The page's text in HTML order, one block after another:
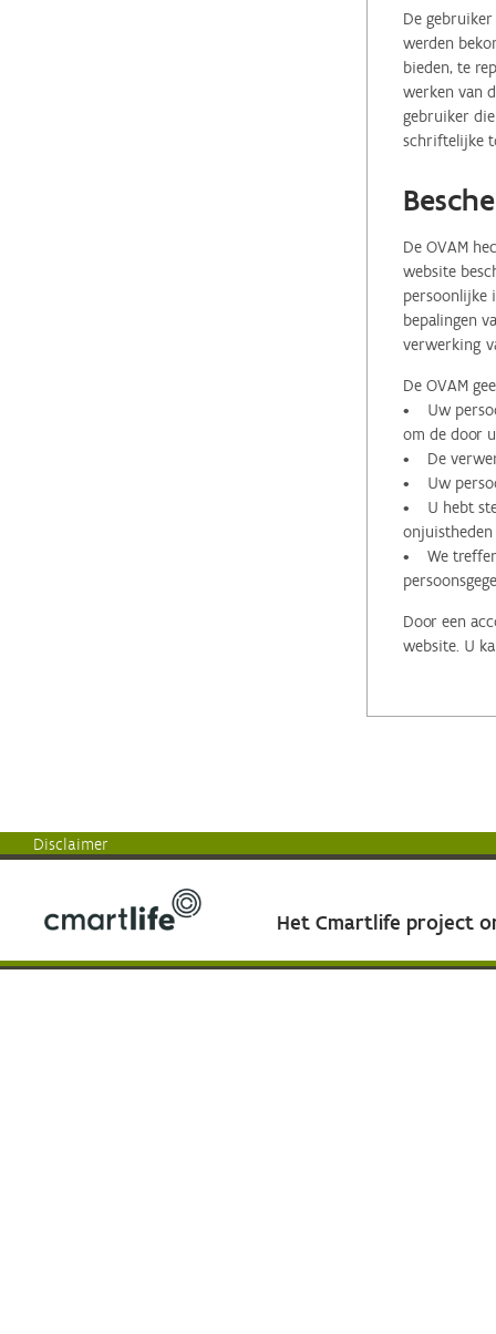
De
werden
bieden, te
werken van
gebruiker
schriftelijke
De OVAM
website
persoonlijke
bepalingen
verwerking
De OVAM
• Uw
om de door
• De
• Uw
• U hebt
onjuistheden
• We treffen
Door een
website. U
Disclaimer
Het Cmartlife project